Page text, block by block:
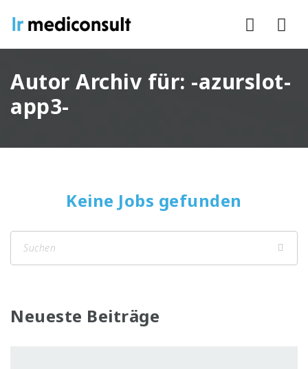
Autor Archiv für: -azurslot-
app3-
Keine Jobs gefunden
Neueste Beiträge